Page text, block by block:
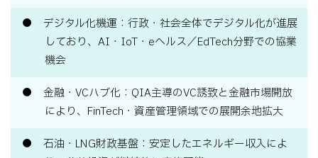
デジタル化機運：行政・社会全体でデジタル化が進展
しており、AI・IoT・eヘルス／EdTech分野での協業
機会
金融・VCハブ化：QIA主導のVC誘致と金融市場開放
により、FinTech・資産管理領域での展開余地拡大
石油・LNG財政基盤：安定したエネルギー収入によ